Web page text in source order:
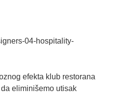
efekta klub restorana
eliminišemo utisak